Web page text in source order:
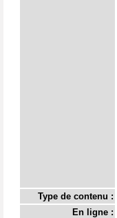
Type de contenu :
En ligne :